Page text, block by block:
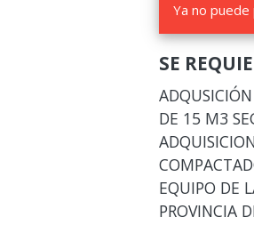
Ya no
SE
DE 15 M3
EQUIPO DE
PROVINCIA